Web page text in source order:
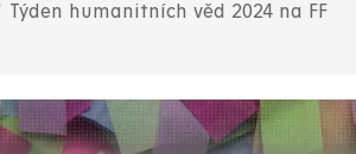
Týden humanitních věd 2024 na FF